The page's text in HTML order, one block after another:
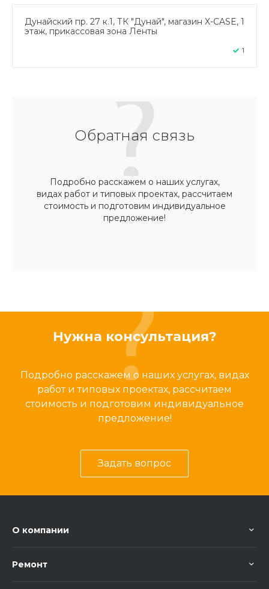
Дунайский пр. 27 к.1, ТК "Дунай", магазин X-CASE, 1
этаж, прикассовая зона Ленты
1
Обратная связь
Подробно расскажем о наших услугах,
видах работ и типовых проектах, рассчитаем
стоимость и подготовим индивидуальное
предложение!
Нужна консультация?
Подробно расскажем о наших услугах, видах
работ и типовых проектах, рассчитаем
стоимость и подготовим индивидуальное
предложение!
Задать вопрос
О компании
Ремонт